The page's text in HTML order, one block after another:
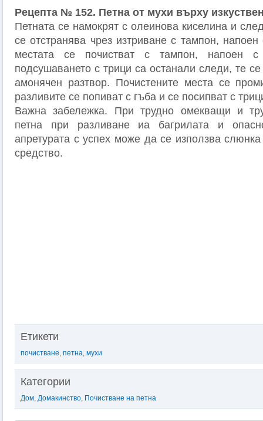
Рецепта № 152. Петна от мухи върху
Петната се намокрят с олеинова киселина и
се отстранява чрез изтриване с тампон,
местата се почистват с тампон, напоен
подсушаването с трици са останали следи, те
амонячен разтвор. Почистените места се
разливите се попиват с гъба и се посипват с
Важна забележка. При трудно омекващи и
петна при разливане иа багрилата и
апретурата с успех може да се използва
средство.
Етикети
почистване, петна, мухи
Категории
Дом, Домакинство, Почистване на петна